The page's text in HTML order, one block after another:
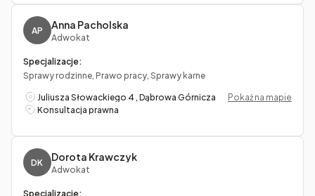
AP Anna Pacholska
Adwokat
Specjalizacje:
Sprawy rodzinne, Prawo pracy, Sprawy karne
Juliusza Słowackiego 4 , Dąbrowa Górnicza
Pokaż na mapie
Konsultacja prawna
DK Dorota Krawczyk
Adwokat
Specjalizacje: